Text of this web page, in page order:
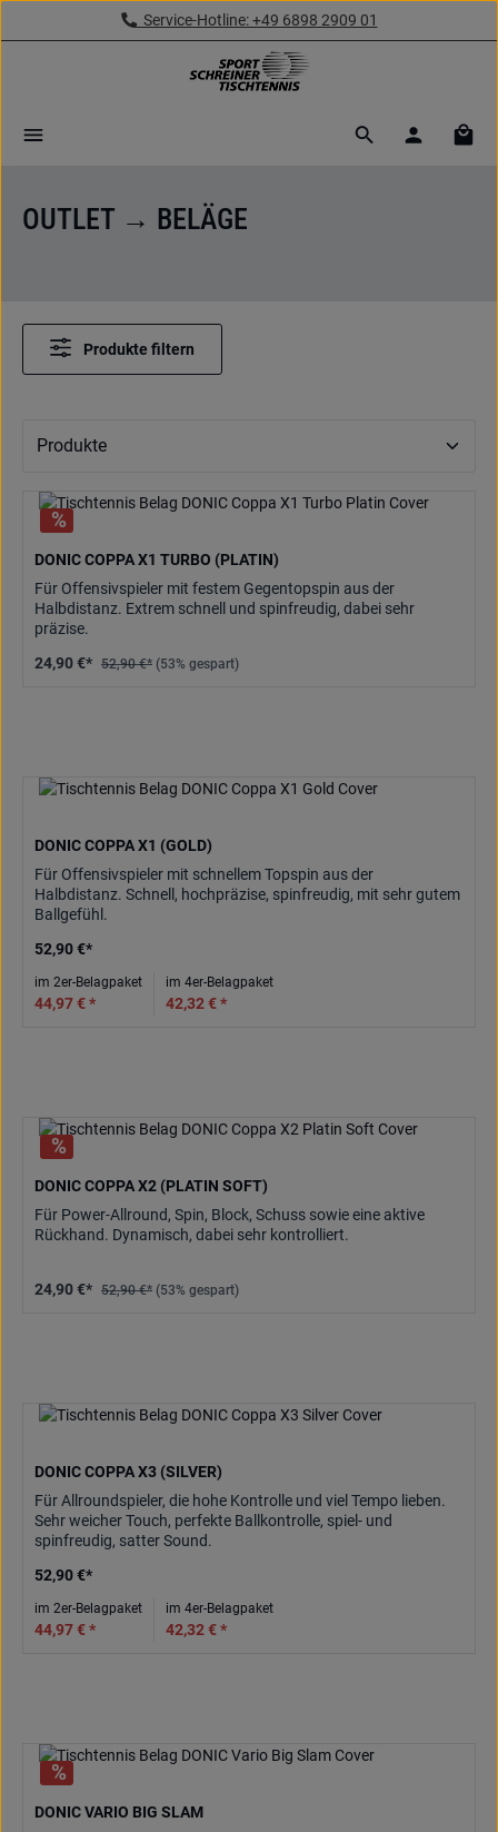
Zum Hauptinhalt springenService-Hotline: +49 6898 2909 01
OUTLET → BELÄGE
Produkte filtern
DONIC COPPA X1 TURBO (PLATIN)
Für Offensivspieler mit festem Gegentopspin aus der
Halbdistanz. Extrem schnell und spinfreudig, dabei sehr
präzise.
24,90 €* 52,90 €* (53% gespart)
DONIC COPPA X1 (GOLD)
Für Offensivspieler mit schnellem Topspin aus der
Halbdistanz. Schnell, hochpräzise, spinfreudig, mit sehr gutem
Ballgefühl.
52,90 €*
im 2er-Belagpaket
44,97 € *
im 4er-Belagpaket
42,32 € *
DONIC COPPA X2 (PLATIN SOFT)
Für Power-Allround, Spin, Block, Schuss sowie eine aktive
Rückhand. Dynamisch, dabei sehr kontrolliert.
24,90 €* 52,90 €* (53% gespart)
DONIC COPPA X3 (SILVER)
Für Allroundspieler, die hohe Kontrolle und viel Tempo lieben.
Sehr weicher Touch, perfekte Ballkontrolle, spiel- und
spinfreudig, satter Sound.
52,90 €*
im 2er-Belagpaket
44,97 € *
im 4er-Belagpaket
42,32 € *
DONIC VARIO BIG SLAM